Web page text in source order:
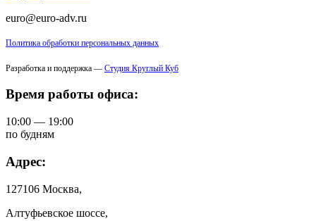
euro@euro-adv.ru
Политика обработки персональных данных
Разработка и поддержка — Студия Круглый Куб
Время работы офиса:
10:00 — 19:00
по будням
Адрес:
127106 Москва,
Алтуфьевское шоссе,